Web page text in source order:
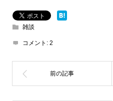
雑談
コメント: 2